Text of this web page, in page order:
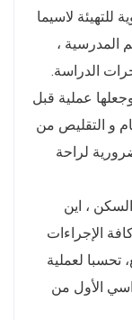
للتهيئة لاسيما
المدرسية ،
الدراسة.
عملية قبل
و التقليص من
لراحة
، اين
الإجراءات
تحسبا لعملية
الأول من